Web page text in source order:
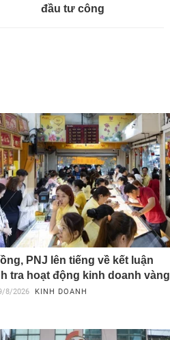
đầu tư công
PNJ lên tiếng về kết luận
tra hoạt động kinh doanh vàng
8/2026 KINH DOANH